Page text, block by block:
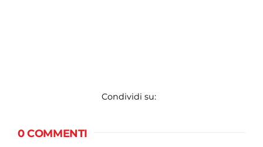
Condividi su:
0 COMMENTI